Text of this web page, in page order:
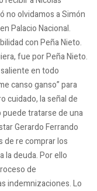
no olvidamos a Simón
Palacio Nacional.
con Peña Nieto.
fue por Peña Nieto.
en todo
canso ganso” para
cuidado, la señal de
tratarse de una
Gerardo Ferrando
de re comprar los
la deuda. Por ello
de
indemnizaciones. Lo